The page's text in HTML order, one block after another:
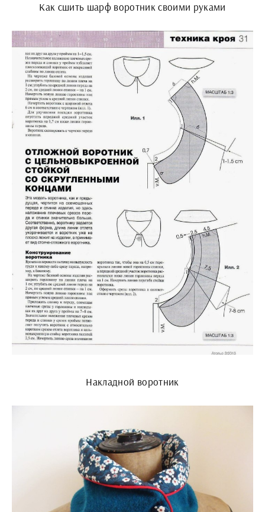
Как сшить шарф воротник своими руками
Накладной воротник